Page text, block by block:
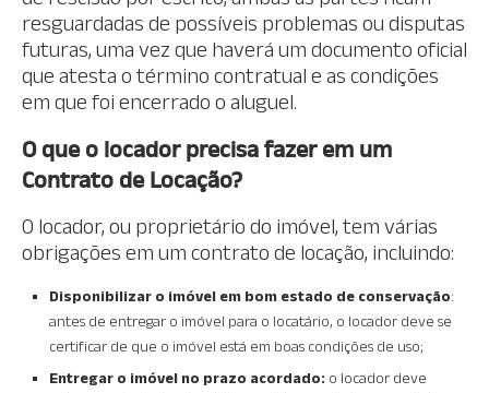
resguardadas de possíveis problemas ou disputas
futuras, uma vez que haverá um documento oficial
que atesta o término contratual e as condições
em que foi encerrado o aluguel.
O que o locador precisa fazer em um
Contrato de Locação?
O locador, ou proprietário do imóvel, tem várias
obrigações em um contrato de locação, incluindo:
Disponibilizar o imóvel em bom estado de conservação:
antes de entregar o imóvel para o locatário, o locador deve se
certificar de que o imóvel está em boas condições de uso;
Entregar o imóvel no prazo acordado: o locador deve